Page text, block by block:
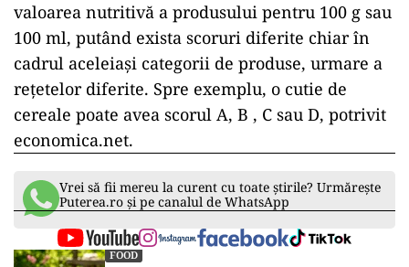
valoarea nutritivă a produsului pentru 100 g sau
100 ml, putând exista scoruri diferite chiar în
cadrul aceleiași categorii de produse, urmare a
rețetelor diferite. Spre exemplu, o cutie de
cereale poate avea scorul A, B , C sau D, potrivit
economica.net.
Vrei să fii mereu la curent cu toate știrile? Urmărește
Puterea.ro și pe canalul de WhatsApp
FOOD